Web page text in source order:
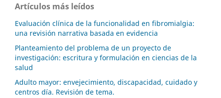
Artículos más leídos
Evaluación clínica de la funcionalidad en fibromialgia:
una revisión narrativa basada en evidencia
Planteamiento del problema de un proyecto de
investigación: escritura y formulación en ciencias de la
salud
Adulto mayor: envejecimiento, discapacidad, cuidado y
centros día. Revisión de tema.